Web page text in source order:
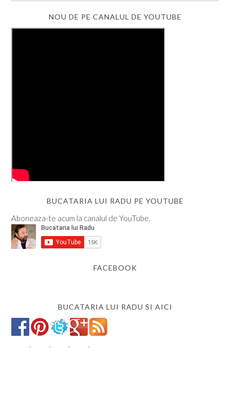
NOU DE PE CANALUL DE YOUTUBE
BUCATARIA LUI RADU PE YOUTUBE
Aboneaza-te acum la canalul de YouTube.
FACEBOOK
BUCATARIA LUI RADU SI AICI